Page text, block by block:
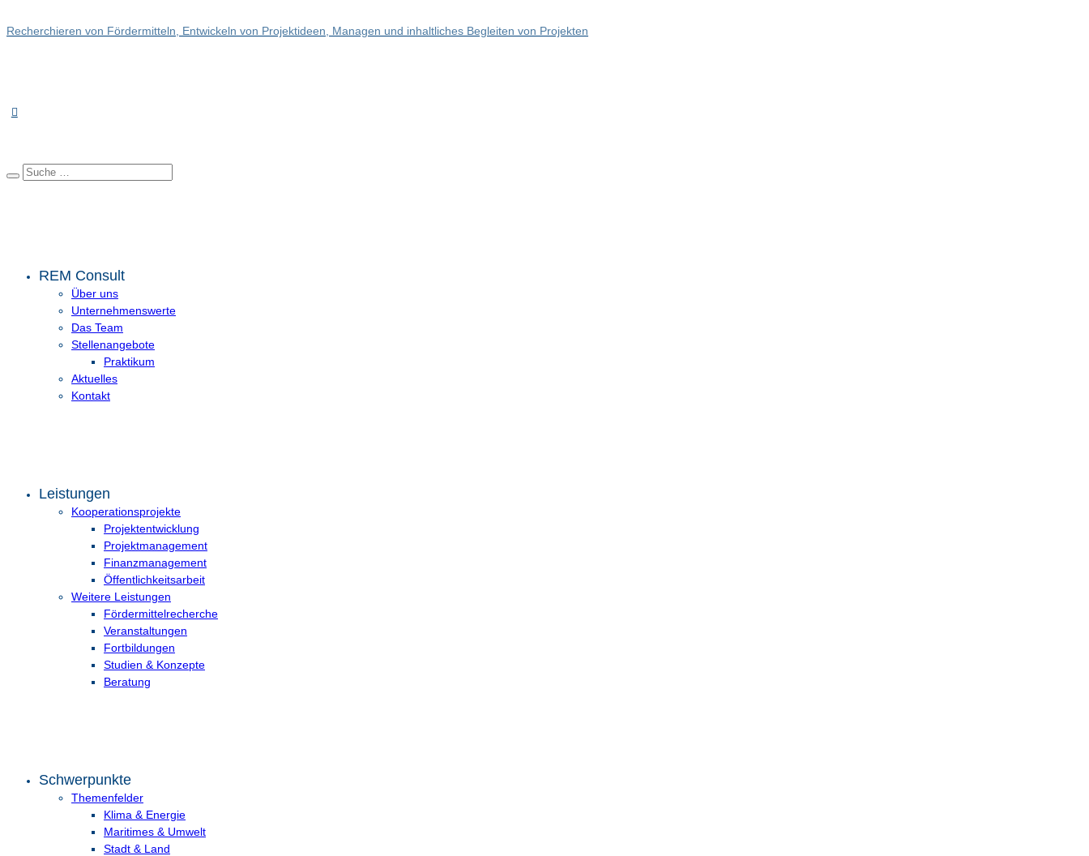
Recherchieren von Fördermitteln, Entwickeln von Projektideen, Managen und inhaltliches Begleiten von Projekten
REM Consult
Über uns
Unternehmenswerte
Das Team
Stellenangebote
Praktikum
Aktuelles
Kontakt
Leistungen
Kooperationsprojekte
Projektentwicklung
Projektmanagement
Finanzmanagement
Öffentlichkeitsarbeit
Weitere Leistungen
Fördermittelrecherche
Veranstaltungen
Fortbildungen
Studien & Konzepte
Beratung
Schwerpunkte
Themenfelder
Klima & Energie
Maritimes & Umwelt
Stadt & Land